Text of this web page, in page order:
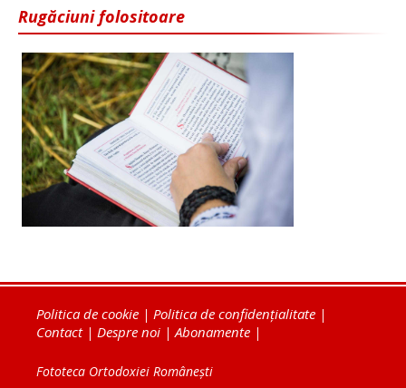
Rugăciuni folositoare
Politica de cookie | Politica de confidențialitate |
Contact| Despre noi |Abonamente |
Fototeca Ortodoxiei Românești